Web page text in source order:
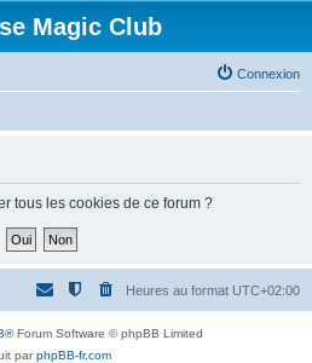
Magic Club
Connexion
tous les cookies de ce forum ?
Heures au format UTC+02:00
® Forum Software © phpBB Limited
parphpBB-fr.com